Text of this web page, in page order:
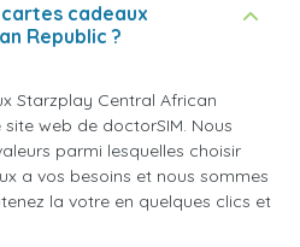
cadeaux
Republic ?
Starzplay Central African
web de doctorSIM. Nous
parmi lesquelles choisir
a vos besoins et nous sommes
la votre en quelques clics et